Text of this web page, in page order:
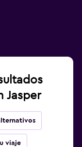
Jasper
viaje